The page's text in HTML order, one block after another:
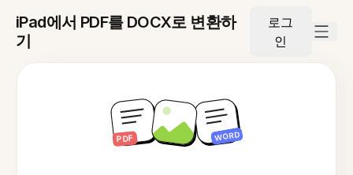
iPad에서 PDF를 DOCX로 변환하
기
로그
인